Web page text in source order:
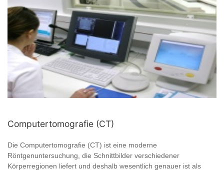
Computertomografie (CT)
Die Computertomografie (CT) ist eine moderne
Röntgenuntersuchung, die Schnittbilder verschiedener
Körperregionen liefert und deshalb wesentlich genauer ist als